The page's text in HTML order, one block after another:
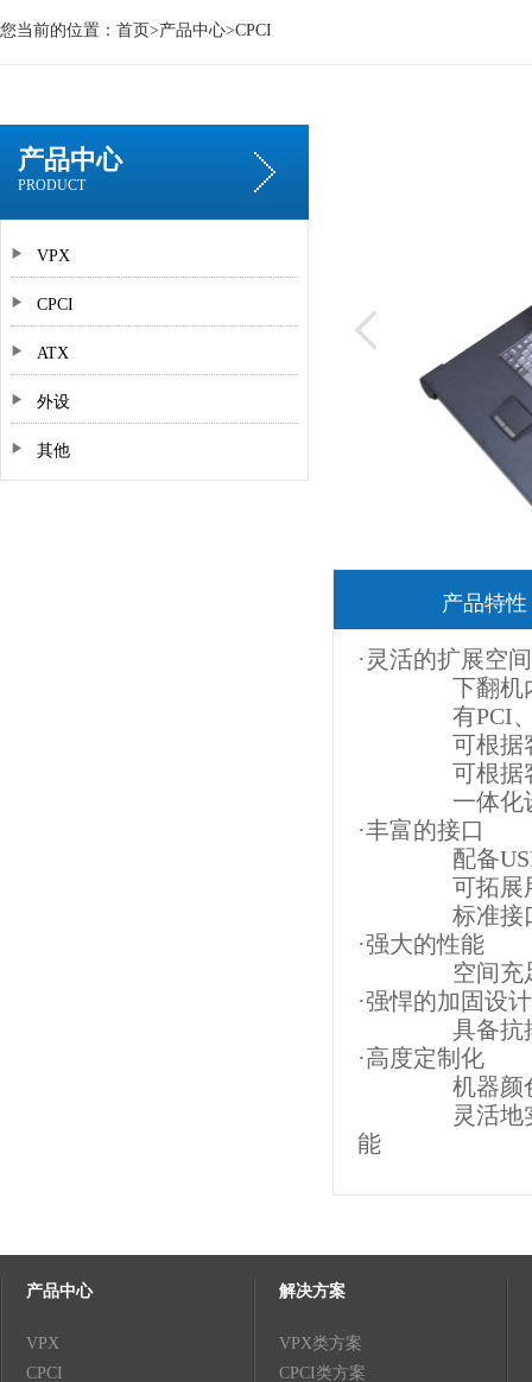
您当前的位置： 首页>产品中心>CPCI
产品中心
PRODUCT
VPX
CPCI
ATX
外设
其他
产品特性
·灵活的扩展空间
下翻机内
有PCI、
可根据客户
可根据客户
一体化设计
·丰富的接口
配备USB，
可拓展用
标准接口，
·强大的性能
空间充足，
·强悍的加固设计
具备抗摔抗
·高度定制化
机器颜色、
灵活地实现
能
产品中心
VPX
CPCI
解决方案
VPX类方案
CPCI类方案